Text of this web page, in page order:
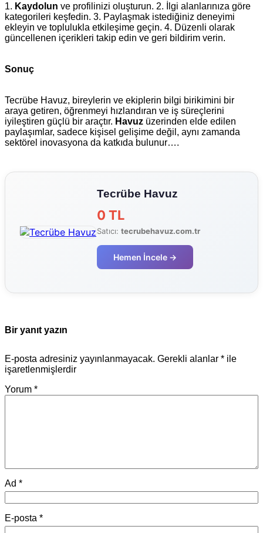
1. Kaydolun ve profilinizi oluşturun. 2. İlgi alanlarınıza göre
kategorileri keşfedin. 3. Paylaşmak istediğiniz deneyimi
ekleyin ve toplulukla etkileşime geçin. 4. Düzenli olarak
güncellenen içerikleri takip edin ve geri bildirim verin.
Sonuç
Tecrübe Havuz, bireylerin ve ekiplerin bilgi birikimini bir
araya getiren, öğrenmeyi hızlandıran ve iş süreçlerini
iyileştiren güçlü bir araçtır. Havuz üzerinden elde edilen
paylaşımlar, sadece kişisel gelişime değil, aynı zamanda
sektörel inovasyona da katkıda bulunur….
Tecrübe Havuz
0 TL
Satıcı: tecrubehavuz.com.tr
Hemen İncele →
Bir yanıt yazın
E-posta adresiniz yayınlanmayacak. Gerekli alanlar * ile
işaretlenmişlerdir
Yorum *
Ad *
E-posta *